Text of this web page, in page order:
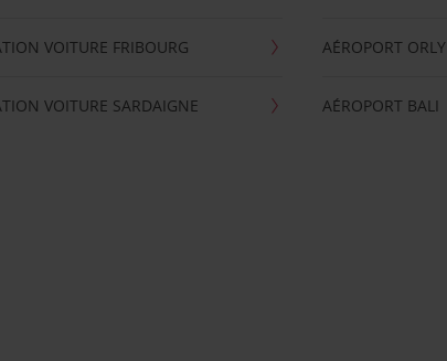
VOITURE FRIBOURG
VOITURE SARDAIGNE
AÉROPORT ORLY
AÉROPORT BALI